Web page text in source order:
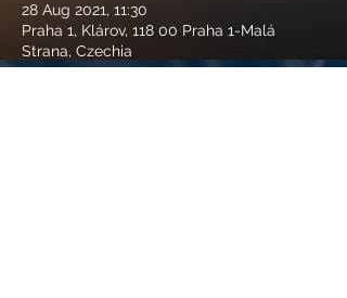
28 Aug 2021, 11:30
Praha 1, Klárov, 118 00 Praha 1-Malá
Strana, Czechia